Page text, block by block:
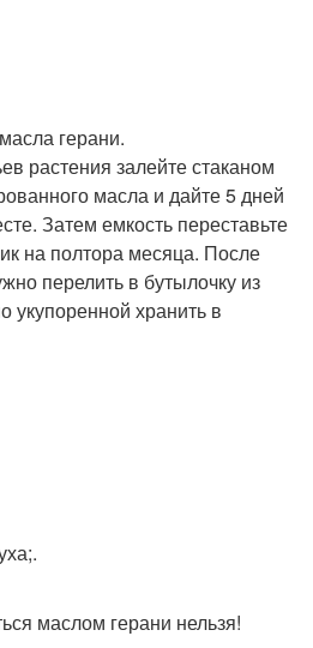
герани.
растения залейте стаканом
масла и дайте 5 дней
Затем емкость переставьте
на полтора месяца. После
перелить в бутылочку из
укупоренной хранить в
маслом герани нельзя!